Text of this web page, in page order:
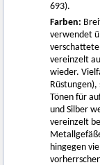
693).
Farben:
verwendet
vereinzelt
wieder.
Tönen für
und Silber
vereinzelt
hingegen